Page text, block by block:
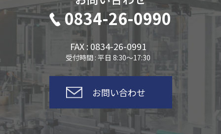
0834-26-0990
FAX : 0834-26-0991
受付時間 : 平日 8:30～17:30
お問い合わせ